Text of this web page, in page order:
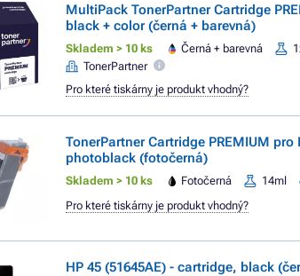
MultiPack TonerPartner Cartridge
black + color (černá + barevná)
Skladem > 10 ks Černá + barevná
TonerPartner
Pro které tiskárny je produkt vhodný?
TonerPartner Cartridge PREMIUM pro
photoblack (fotočerná)
Skladem > 10 ks Fotočerná 14ml
Pro které tiskárny je produkt vhodný?
HP 45 (51645AE) - cartridge, black